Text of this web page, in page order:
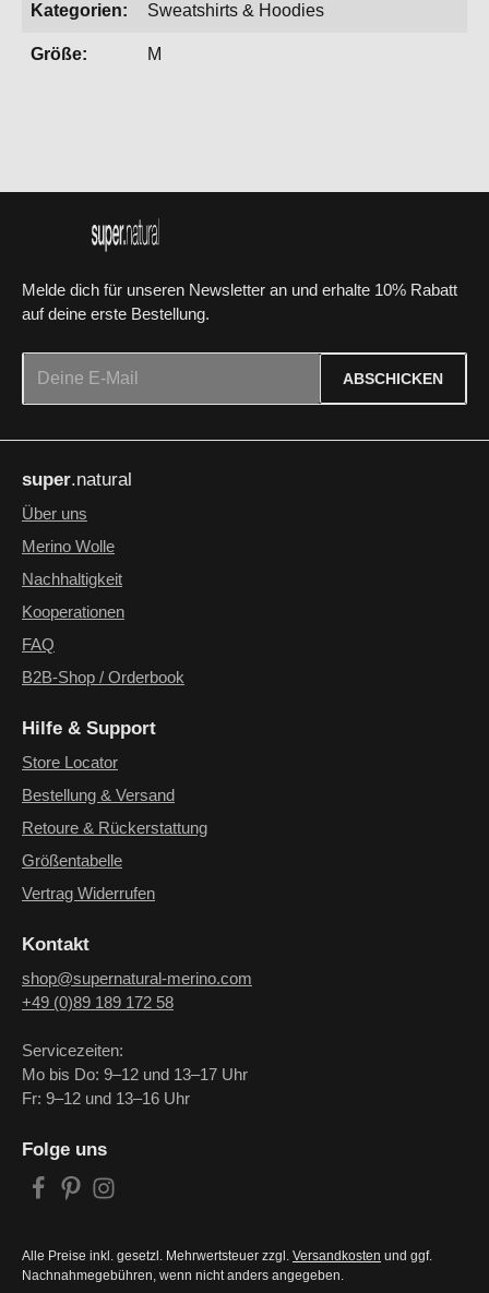
Kategorien: Sweatshirts & Hoodies
Größe: M
Melde dich für unseren Newsletter an und erhalte 10% Rabatt
auf deine erste Bestellung.
ABSCHICKEN
genommen und die
einverstanden.
Die mit einem Stern (*) markierten Felder sind Pflichtfelder.
Folge uns
Alle Preise inkl. gesetzl. Mehrwertsteuer zzgl. Versandkosten und ggf.
Nachnahmegebühren, wenn nicht anders angegeben.
super.natural
Über uns
Merino Wolle
Nachhaltigkeit
Kooperationen
FAQ
B2B-Shop / Orderbook
Hilfe & Support
Store Locator
Bestellung & Versand
Retoure & Rückerstattung
Größentabelle
Vertrag Widerrufen
Kontakt
shop@supernatural-merino.com
+49 (0)89 189 172 58
Servicezeiten:
Mo bis Do: 9–12 und 13–17 Uhr
Fr: 9–12 und 13–16 Uhr